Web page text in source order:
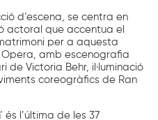
d’escena, se centra en
actoral que accentua el
per a aquesta
amb escenografia
de Victoria Behr, il·luminació
coreogràfics de Ran
és l’última de les 37